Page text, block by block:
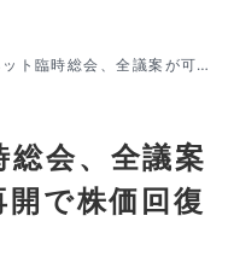
ト臨時総会、全議案が可決
会、全議案
で株価回復